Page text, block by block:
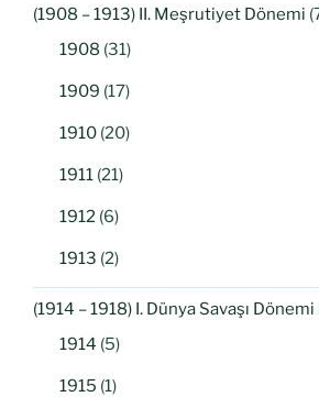
(1908 – 1913) II. Meşrutiyet Dönemi
1908 (31)
1909 (17)
1910 (20)
1911 (21)
1912 (6)
1913 (2)
(1914 – 1918) I. Dünya Savaşı Dönemi
1914 (5)
1915 (1)